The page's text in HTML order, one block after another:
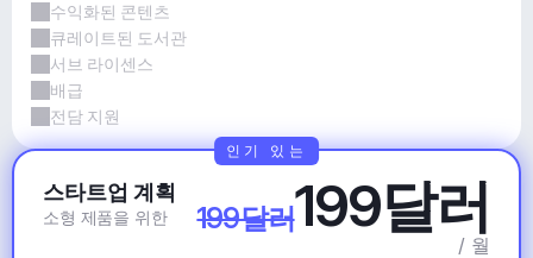
수익화된 콘텐츠
큐레이트된 도서관
서브 라이센스
배급
전담 지원
스타트업 계획
소형 제품을 위한 199달러199달러
/ 월
인기 있는